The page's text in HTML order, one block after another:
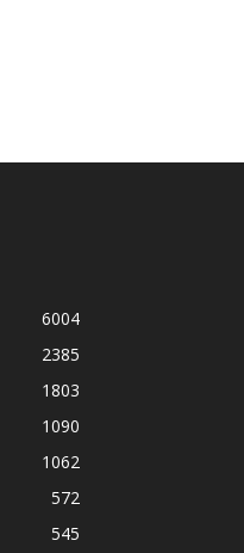
6004
2385
1803
1090
1062
572
545